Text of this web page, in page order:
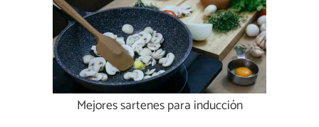
Mejores sartenes para inducción